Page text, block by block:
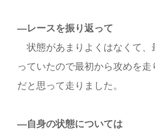
―レースを振り返って
状態があまりよくはなくて、
っていたので最初から攻めを
だと思って走りました。
―自身の状態については